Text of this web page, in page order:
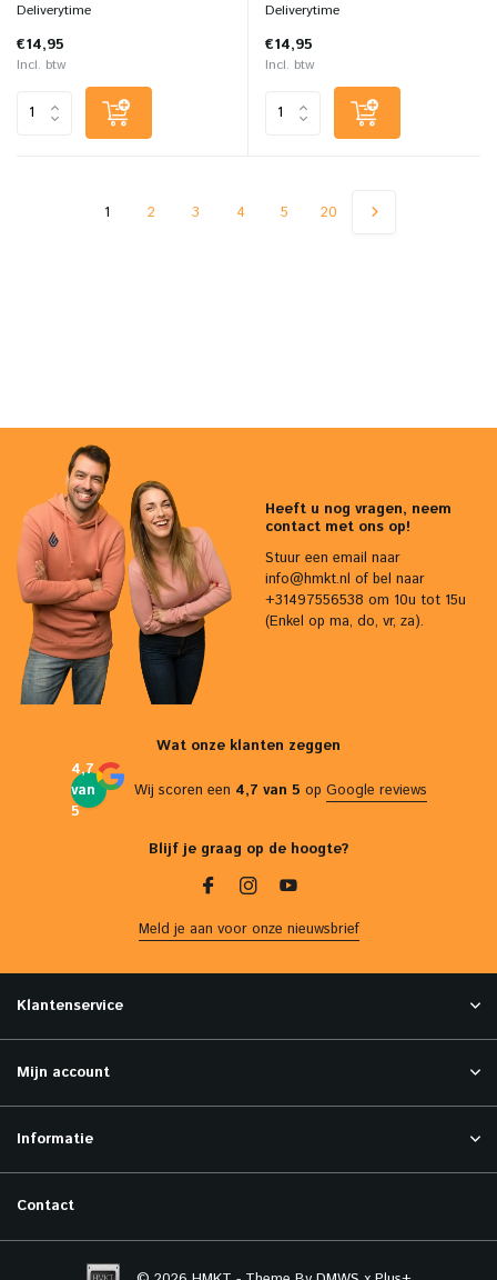
Deliverytime
€14,95
Incl. btw
Deliverytime
€14,95
Incl. btw
1 2 3 4 5 20
Heeft u nog vragen, neem
contact met ons op!
Stuur een email naar
info@hmkt.nl of bel naar
+31497556538 om 10u tot 15u
(Enkel op ma, do, vr, za).
Wat onze klanten zeggen
4,7
van
5
Wij scoren een 4,7 van 5 op Google reviews
Blijf je graag op de hoogte?
Meld je aan voor onze nieuwsbrief
Klantenservice
Mijn account
Informatie
Contact